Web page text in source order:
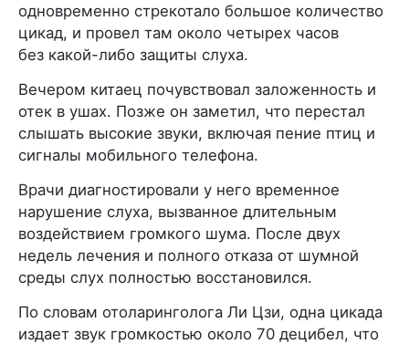
одновременно стрекотало большое количество
цикад, и провел там около четырех часов
без какой-либо защиты слуха.
Вечером китаец почувствовал заложенность и
отек в ушах. Позже он заметил, что перестал
слышать высокие звуки, включая пение птиц и
сигналы мобильного телефона.
Врачи диагностировали у него временное
нарушение слуха, вызванное длительным
воздействием громкого шума. После двух
недель лечения и полного отказа от шумной
среды слух полностью восстановился.
По словам отоларинголога Ли Цзи, одна цикада
издает звук громкостью около 70 децибел, что